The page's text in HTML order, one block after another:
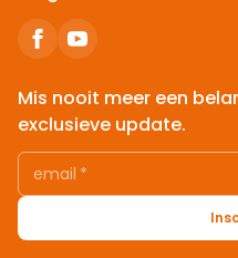
Mis nooit meer een
exclusieve update.
email *